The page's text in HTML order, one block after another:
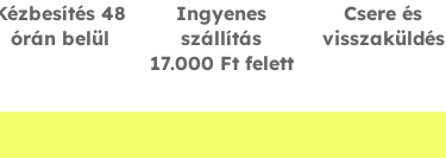
48
órán belül
Ingyenes
szállítás
17.000 Ft felett
Csere és
visszaküldés